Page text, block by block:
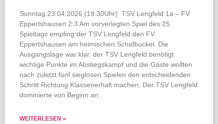
Sonntag 23.04.2026 (19:30Uhr) TSV Lengfeld 1a – FV
Eppertshausen 2:3 Am vorverlegten Spiel des 25.
Spieltags empfing der TSV Lengfeld den FV
Eppertshausen am heimischen Schafbuckel. Die
Ausgangslage war klar, der TSV Lengfeld benötigt
wichtige Punkte im Abstiegskampf und die Gäste wollten
nach zuletzt fünf sieglosen Spielen den entscheidenden
Schritt Richtung Klassenerhalt machen. Der TSV Lengfeld
dominierte von Beginn an
WEITERLESEN »